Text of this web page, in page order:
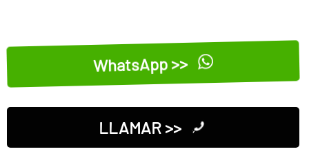
WhatsApp >>
LLAMAR >>